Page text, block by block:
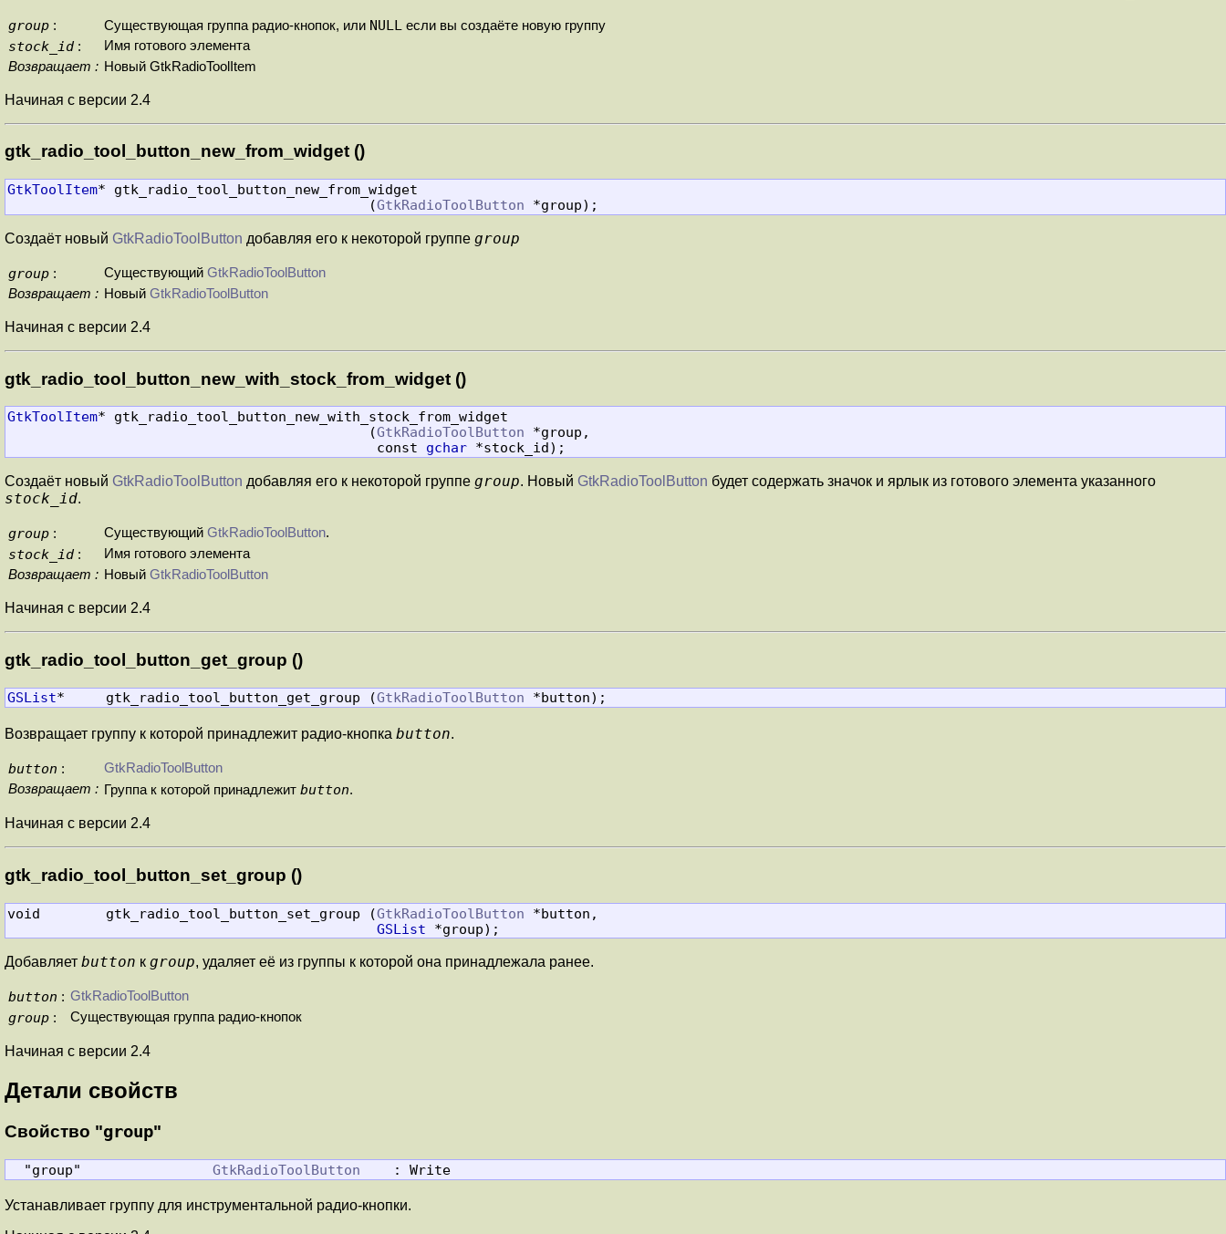
group : Существующая группа радио-кнопок, или NULL если вы создаёте новую группу
stock_id :
Имя готового элемента
Возвращает : Новый GtkRadioToolItem
Начиная с версии 2.4
gtk_radio_tool_button_new_from_widget ()
GtkToolItem* gtk_radio_tool_button_new_from_widget
                                            (
GtkRadioToolButton *group);
Создаёт новый GtkRadioToolButton добавляя его к некоторой группе group
group : Существующий GtkRadioToolButton
Возвращает : Новый GtkRadioToolButton
Начиная с версии 2.4
gtk_radio_tool_button_new_with_stock_from_widget ()
GtkToolItem* gtk_radio_tool_button_new_with_stock_from_widget
                                            (
GtkRadioToolButton *group,
                                             const
gchar *stock_id);
Создаёт новый GtkRadioToolButton добавляя его к некоторой группе group. Новый GtkRadioToolButton будет содержать значок и ярлык из готового элемента указанного
stock_id.
group : Существующий GtkRadioToolButton.
stock_id :
Имя готового элемента
Возвращает : Новый GtkRadioToolButton
Начиная с версии 2.4
gtk_radio_tool_button_get_group ()
GSList*     gtk_radio_tool_button_get_group (GtkRadioToolButton *button);
Возвращает группу к которой принадлежит радио-кнопка button.
button :
GtkRadioToolButton
Возвращает : Группа к которой принадлежит button.
Начиная с версии 2.4
gtk_radio_tool_button_set_group ()
void        gtk_radio_tool_button_set_group (GtkRadioToolButton *button,
GSList *group);
Добавляет button к group, удаляет её из группы к которой она принадлежала ранее.
button : GtkRadioToolButton
group : Существующая группа радио-кнопок
Начиная с версии 2.4
Детали свойств
Свойство "group"
  "group"
GtkRadioToolButton
    : Write
Устанавливает группу для инструментальной радио-кнопки.